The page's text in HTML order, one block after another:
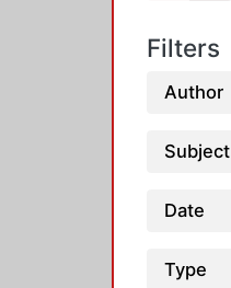
Filters
Author
Subject
Date
Type